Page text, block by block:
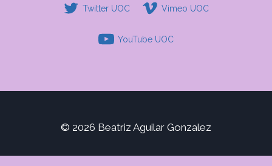
Twitter UOC Vimeo UOC
YouTube UOC
© 2026 Beatriz Aguilar Gonzalez